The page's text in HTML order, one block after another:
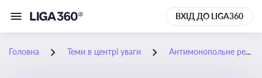
ВХІД ДО LIGA360
Головна Теми в центрі уваги Антимонопольне регулювання та конкурентна політика